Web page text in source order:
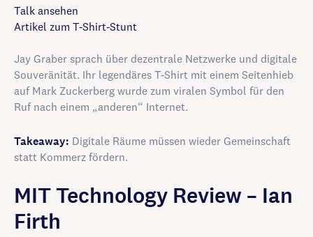
Talk ansehen
Artikel zum T-Shirt-Stunt
Jay Graber sprach über dezentrale Netzwerke und digitale
Souveränität. Ihr legendäres T-Shirt mit einem Seitenhieb
auf Mark Zuckerberg wurde zum viralen Symbol für den
Ruf nach einem „anderen“ Internet.
Takeaway: Digitale Räume müssen wieder Gemeinschaft
statt Kommerz fördern.
MIT Techn­ology Review – Ian
Firth